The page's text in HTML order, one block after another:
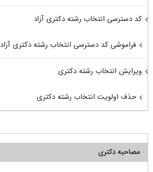
کد دسترسی انتخاب رشته دکتری آزاد
فراموشی کد دسترسی انتخاب رشته دکتری آزاد
ویرایش انتخاب رشته دکتری
حذف اولویت انتخاب رشته دکتری
مصاحبه دکتری